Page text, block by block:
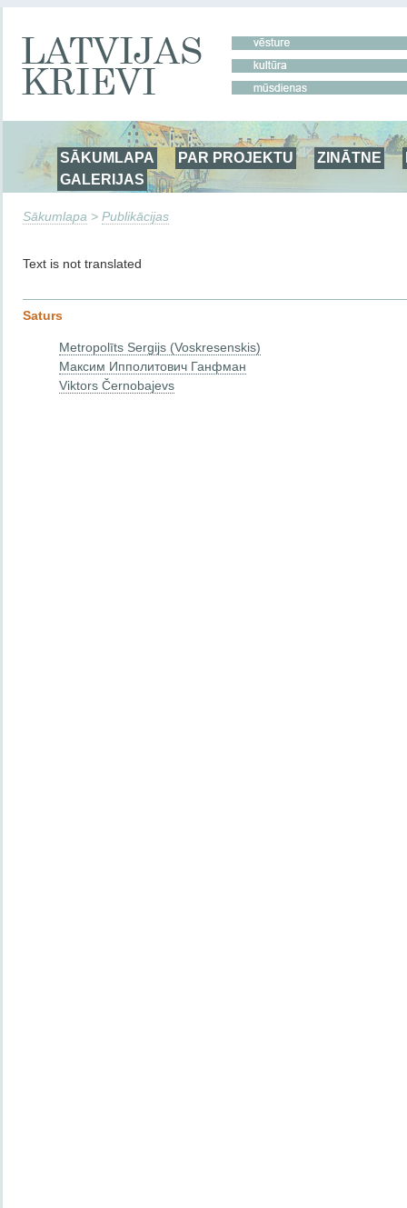
SĀKUMLAPA PAR PROJEKTU ZINĀTNE
GALERIJAS
Sākumlapa > Publikācijas
Text is not translated
Saturs
Metropolīts Sergijs (Voskresenskis)
Максим Ипполитович Ганфман
Viktors Černobajevs